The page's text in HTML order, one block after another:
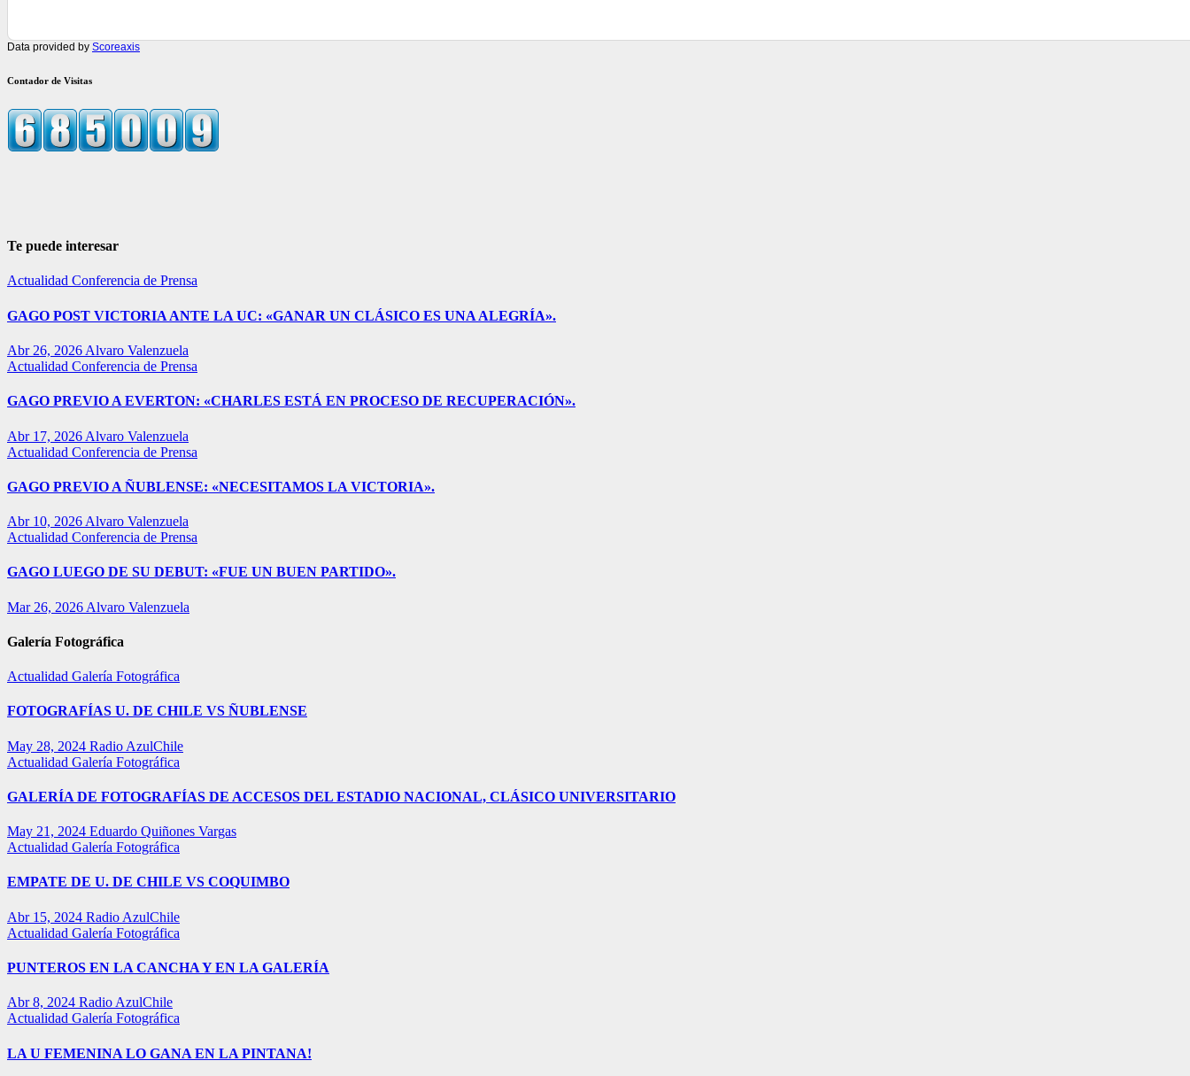
Data provided by Scoreaxis
Contador de Visitas
Te puede interesar
Actualidad Conferencia de Prensa
GAGO POST VICTORIA ANTE LA UC: «GANAR UN CLÁSICO ES UNA ALEGRÍA».
Abr 26, 2026 Alvaro Valenzuela
Actualidad Conferencia de Prensa
GAGO PREVIO A EVERTON: «CHARLES ESTÁ EN PROCESO DE RECUPERACIÓN».
Abr 17, 2026 Alvaro Valenzuela
Actualidad Conferencia de Prensa
GAGO PREVIO A ÑUBLENSE: «NECESITAMOS LA VICTORIA».
Abr 10, 2026 Alvaro Valenzuela
Actualidad Conferencia de Prensa
GAGO LUEGO DE SU DEBUT: «FUE UN BUEN PARTIDO».
Mar 26, 2026 Alvaro Valenzuela
Galería Fotográfica
Actualidad Galería Fotográfica
FOTOGRAFÍAS U. DE CHILE VS ÑUBLENSE
May 28, 2024 Radio AzulChile
Actualidad Galería Fotográfica
GALERÍA DE FOTOGRAFÍAS DE ACCESOS DEL ESTADIO NACIONAL, CLÁSICO UNIVERSITARIO
May 21, 2024 Eduardo Quiñones Vargas
Actualidad Galería Fotográfica
EMPATE DE U. DE CHILE VS COQUIMBO
Abr 15, 2024 Radio AzulChile
Actualidad Galería Fotográfica
PUNTEROS EN LA CANCHA Y EN LA GALERÍA
Abr 8, 2024 Radio AzulChile
Actualidad Galería Fotográfica
LA U FEMENINA LO GANA EN LA PINTANA!